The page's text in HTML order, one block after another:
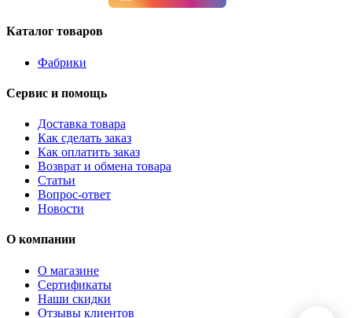
Каталог товаров
Фабрики
Сервис и помощь
Доставка товара
Как сделать заказ
Как оплатить заказ
Возврат и обмена товара
Статьи
Вопрос-ответ
Новости
О компании
О магазине
Сертификаты
Наши скидки
Отзывы клиентов